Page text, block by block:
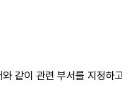
같이 관련 부서를 지정하